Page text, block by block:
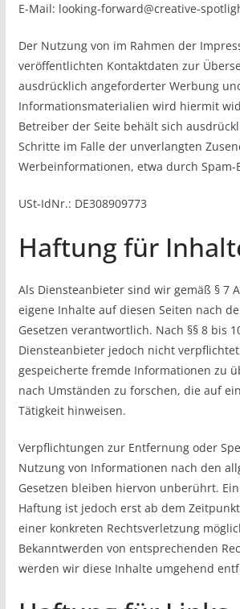
E-Mail: looking-forward@creative-
Der Nutzung von im Rahmen der
veröffentlichten Kontaktdaten zur
ausdrücklich angeforderter Werbung
Informationsmaterialien wird hiermit
Betreiber der Seite behält sich
Schritte im Falle der unverlangten
Werbeinformationen, etwa durch Spam-
USt-IdNr.: DE308909773
Haftung für
Als Diensteanbieter sind wir gemäß § 7
eigene Inhalte auf diesen Seiten nach
Gesetzen verantwortlich. Nach §§ 8 bis
Diensteanbieter jedoch nicht
gespeicherte fremde Informationen zu
nach Umständen zu forschen, die auf
Tätigkeit hinweisen.
Verpflichtungen zur Entfernung oder
Nutzung von Informationen nach den
Gesetzen bleiben hiervon unberührt.
Haftung ist jedoch erst ab dem
einer konkreten Rechtsverletzung
Bekanntwerden von entsprechenden
werden wir diese Inhalte umgehend